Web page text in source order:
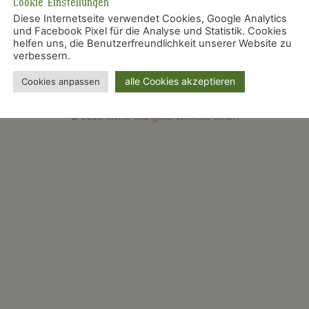
mitEntenbrust,Entenbrust mit Orange,
und Versand Impressum AGB Datenschutz
© 2026 Meine Orangerie Vertriebs GmbH
Diese Internetseite verwendet Cookies, Google Analytics
und Facebook Pixel für die Analyse und Statistik. Cookies
helfen uns, die Benutzerfreundlichkeit unserer Website zu
verbessern.
Cookies anpassen alle Cookies akzeptieren